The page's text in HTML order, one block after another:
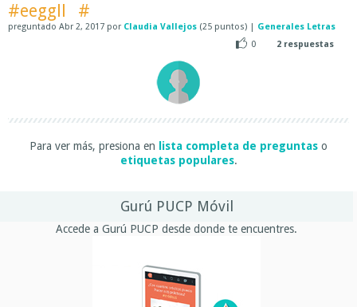
#eeggll
#
preguntado Abr 2, 2017 por Claudia Vallejos (25 puntos) | Generales Letras
0
2 respuestas
Para ver más, presiona en lista completa de preguntas o
etiquetas populares.
Gurú PUCP Móvil
Accede a Gurú PUCP desde donde te encuentres.